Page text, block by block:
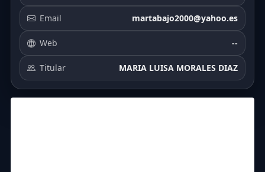
Email martabajo2000@yahoo.es
Web --
Titular MARIA LUISA MORALES DIAZ